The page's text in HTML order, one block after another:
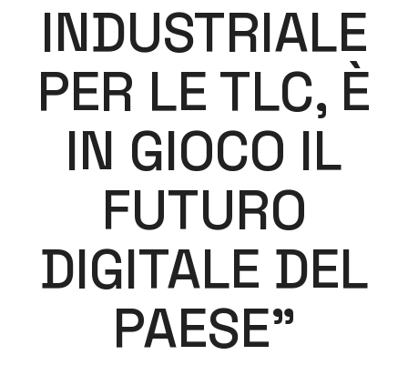
INDUSTRIALE
PER LE TLC, È
IN GIOCO IL
FUTURO
DIGITALE DEL
PAESE”